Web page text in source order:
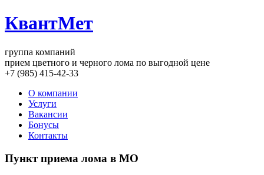
КвантМет
группа компаний
прием цветного и черного лома по выгодной цене
+7 (985) 415-42-33
О компании
Услуги
Вакансии
Бонусы
Контакты
Пункт приема лома в МО